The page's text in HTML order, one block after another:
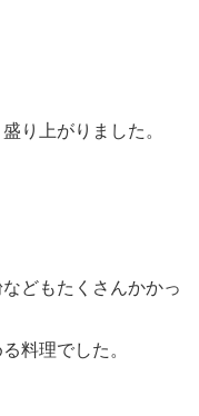
り上がりました。
どもたくさんかかっ
料理でした。